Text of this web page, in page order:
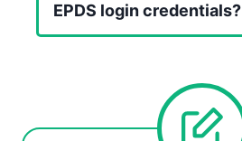
EPDS login credentials?